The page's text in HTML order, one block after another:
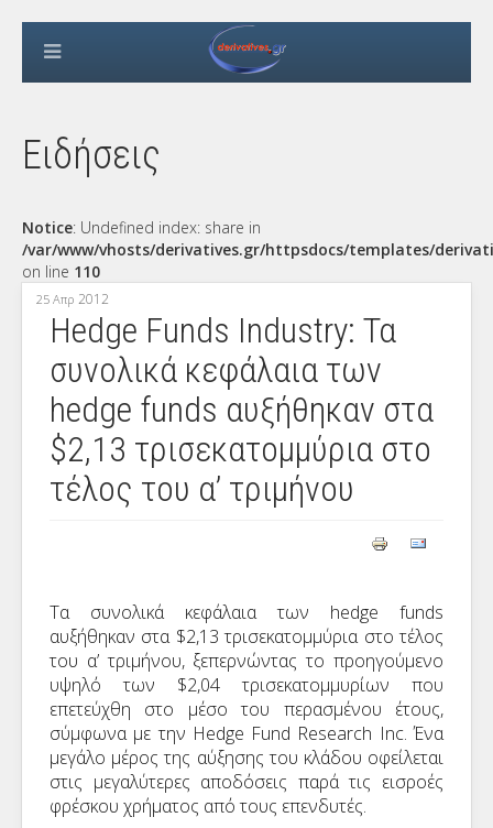
Ειδήσεις
Notice: Undefined index: share in
/var/www/vhosts/derivatives.gr/httpsdocs/templates/
on line 110
25 Απρ 2012
Hedge Funds Industry: Τα
συνολικά κεφάλαια των
hedge funds αυξήθηκαν στα
$2,13 τρισεκατομμύρια στο
τέλος του α’ τριμήνου
Τα συνολικά κεφάλαια των hedge funds
αυξήθηκαν στα $2,13 τρισεκατομμύρια στο τέλος
του α’ τριμήνου, ξεπερνώντας το προηγούμενο
υψηλό των $2,04 τρισεκατομμυρίων που
επετεύχθη στο μέσο του περασμένου έτους,
σύμφωνα με την Hedge Fund Research Inc. Ένα
μεγάλο μέρος της αύξησης του κλάδου οφείλεται
στις μεγαλύτερες αποδόσεις παρά τις εισροές
φρέσκου χρήματος από τους επενδυτές.